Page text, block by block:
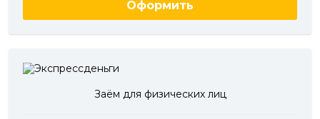
Оформить
Заём для физических лиц